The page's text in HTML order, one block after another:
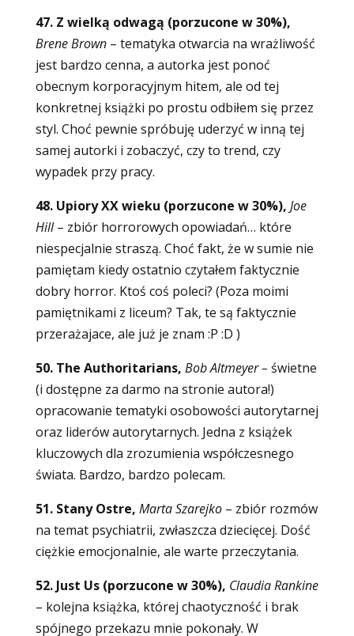
47. Z wielką odwagą (porzucone w 30%),
Brene Brown– tematyka otwarcia na wrażliwość
jest bardzo cenna, a autorka jest ponoć
obecnym korporacyjnym hitem, ale od tej
konkretnej książki po prostu odbiłem się przez
styl. Choć pewnie spróbuję uderzyć w inną tej
samej autorki i zobaczyć, czy to trend, czy
wypadek przy pracy.
48. Upiory XX wieku (porzucone w 30%), Joe
Hill– zbiór horrorowych opowiadań… które
niespecjalnie straszą. Choć fakt, że w sumie nie
pamiętam kiedy ostatnio czytałem faktycznie
dobry horror. Ktoś coś poleci? (Poza moimi
pamiętnikami z liceum? Tak, te są faktycznie
przerażajace, ale już je znam :P :D )
50. The Authoritarians, Bob Altmeyer – świetne
(i dostępne za darmo na stronie autora!)
opracowanie tematyki osobowości autorytarnej
oraz liderów autorytarnych. Jedna z książek
kluczowych dla zrozumienia współczesnego
świata. Bardzo, bardzo polecam.
51. Stany Ostre, Marta Szarejko– zbiór rozmów
na temat psychiatrii, zwłaszcza dziecięcej. Dość
ciężkie emocjonalnie, ale warte przeczytania.
52. Just Us (porzucone w 30%), Claudia Rankine
– kolejna książka, której chaotyczność i brak
spójnego przekazu mnie pokonały. W